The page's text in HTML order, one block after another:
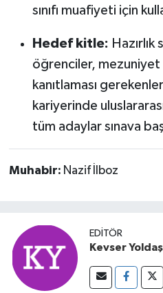
sınıfı muafiyeti için
Hedef kitle: Hazırlık
öğrenciler,
kanıtlaması
kariyerinde
tüm adaylar sınava
Muhabir: Nazif İlboz
EDITÖR
Kevser Yoldaş